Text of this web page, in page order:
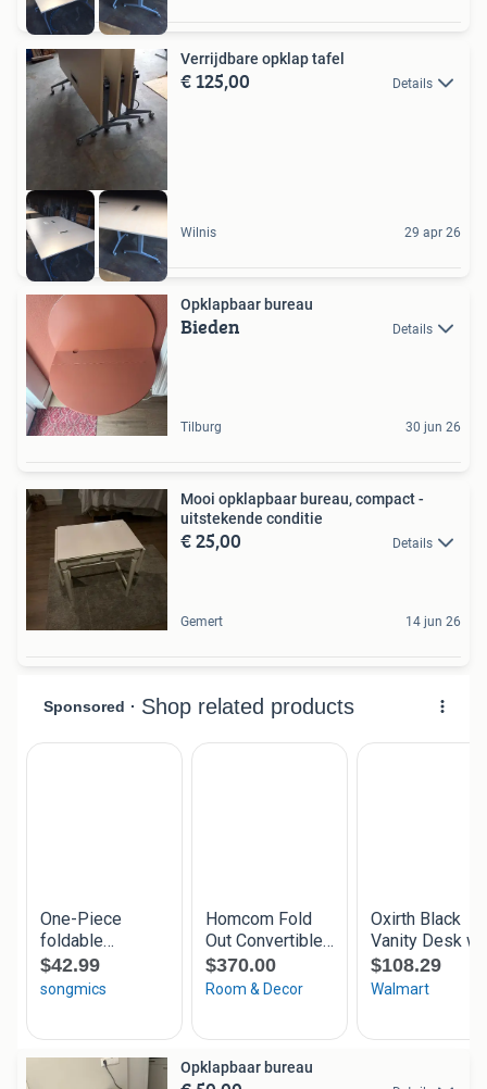
Verrijdbare opklap tafel
€ 125,00 Details
Wilnis 29 apr 26
Opklapbaar bureau
Bieden Details
Tilburg 30 jun 26
Mooi opklapbaar bureau, compact -
uitstekende conditie
€ 25,00 Details
Gemert 14 jun 26
Opklapbaar bureau